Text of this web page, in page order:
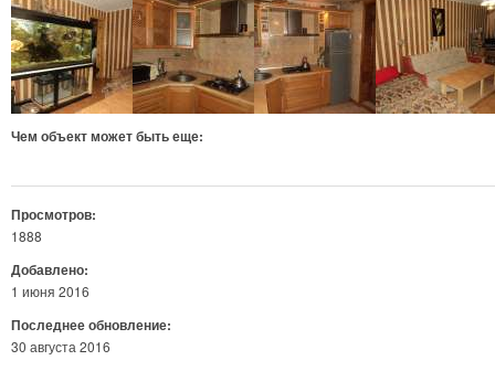
Чем объект может быть еще:
Просмотров:
1888
Добавлено:
1 июня 2016
Последнее обновление:
30 августа 2016